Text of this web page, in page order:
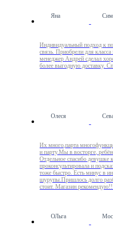
Яна
Индивидуальный подход к
связь. Приобрели для класса
менеджер Андрей сделал
более выгодную доставку.
Олеся
Их много,парта
и парту.Мы в восторге,
Отдельное спасибо девушке
проконсультировала и
тоже быстро. Есть минус в
шурупы.Пришлось долго
стоит. Магазин
ОЛьга